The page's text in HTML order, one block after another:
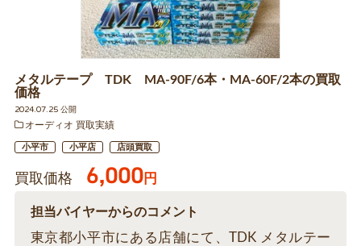
メタルテープ TDK MA-90F/6本・MA-60F/2本の買取
価格
2024.07.25 公開
オーディオ 買取実績
小平市 小平店 店頭買取
買取価格 6,000円
担当バイヤーからのコメント
東京都小平市にある店舗にて、TDK メタルテー